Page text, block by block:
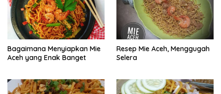
Bagaimana Menyiapkan Mie
Aceh yang Enak Banget
Resep Mie Aceh, Menggugah
Selera